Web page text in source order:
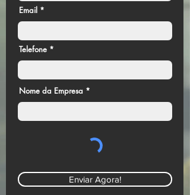
Email
Telefone
Nome da Empresa
Enviar Agora!